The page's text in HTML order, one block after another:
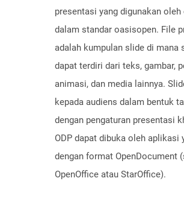
presentasi yang digunakan
dalam standar oasisopen. File
adalah kumpulan slide di mana
dapat terdiri dari teks, gambar,
animasi, dan media lainnya.
kepada audiens dalam bentuk
dengan pengaturan presentasi
ODP dapat dibuka oleh aplikasi
dengan format OpenDocument
OpenOffice atau StarOffice).